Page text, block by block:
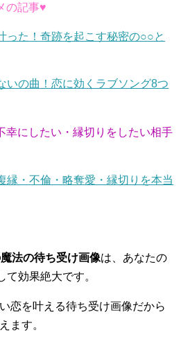
の記事♥
った！奇跡を起こす秘密の○○と
いの曲！恋に効くラブソング8つ
幸にしたい・縁切りをしたい相手
縁・不倫・略奪愛・縁切りを本当
法の待ち受け画像は、あなたの
効果絶大です。
恋を叶える待ち受け画像だから
ます。